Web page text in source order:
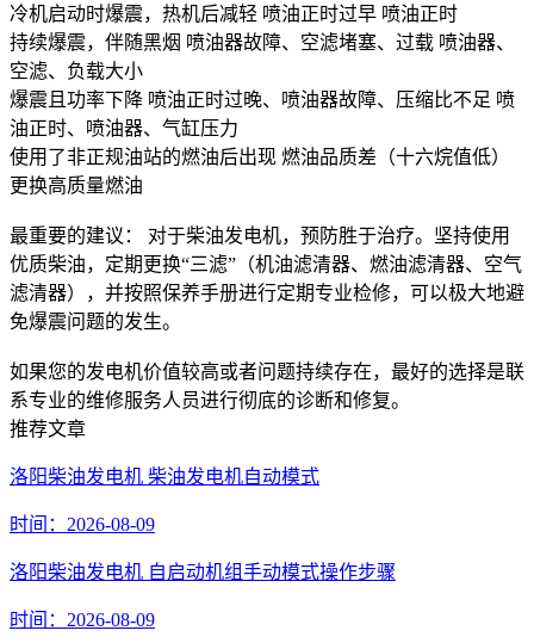
冷机启动时爆震，热机后减轻 喷油正时过早 喷油正时
持续爆震，伴随黑烟 喷油器故障、空滤堵塞、过载 喷油器、
空滤、负载大小
爆震且功率下降 喷油正时过晚、喷油器故障、压缩比不足 喷
油正时、喷油器、气缸压力
使用了非正规油站的燃油后出现 燃油品质差（十六烷值低）
更换高质量燃油
最重要的建议： 对于柴油发电机，预防胜于治疗。坚持使用
优质柴油，定期更换“三滤”（机油滤清器、燃油滤清器、空气
滤清器），并按照保养手册进行定期专业检修，可以极大地避
免爆震问题的发生。
如果您的发电机价值较高或者问题持续存在，最好的选择是联
系专业的维修服务人员进行彻底的诊断和修复。
推荐文章
洛阳柴油发电机 柴油发电机自动模式
时间：2026-08-09
洛阳柴油发电机 自启动机组手动模式操作步骤
时间：2026-08-09